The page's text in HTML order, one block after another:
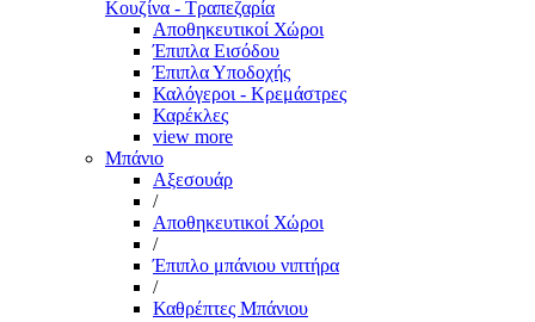
Κουζίνα - Τραπεζαρία
Αποθηκευτικοί Χώροι
Έπιπλα Εισόδου
Έπιπλα Υποδοχής
Καλόγεροι - Κρεμάστρες
Καρέκλες
view more
Μπάνιο
Αξεσουάρ
/
Αποθηκευτικοί Χώροι
/
Έπιπλο μπάνιου νιπτήρα
/
Καθρέπτες Μπάνιου